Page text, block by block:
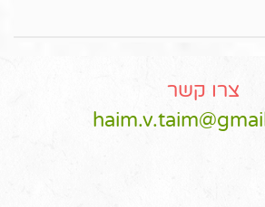
צרו קשר